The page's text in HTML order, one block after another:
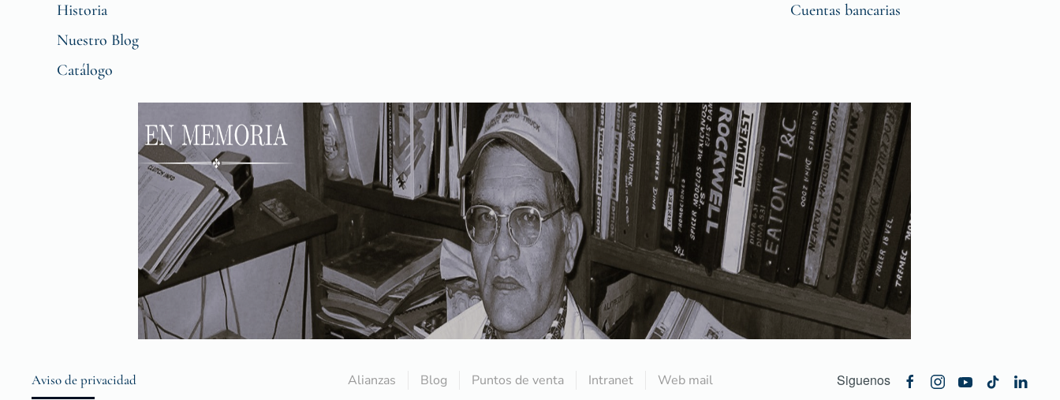
Historia
Nuestro Blog
Catálogo
Cuentas bancarias
Aviso de privacidad Alianzas Blog Puntos de venta Intranet Web mail Siguenos